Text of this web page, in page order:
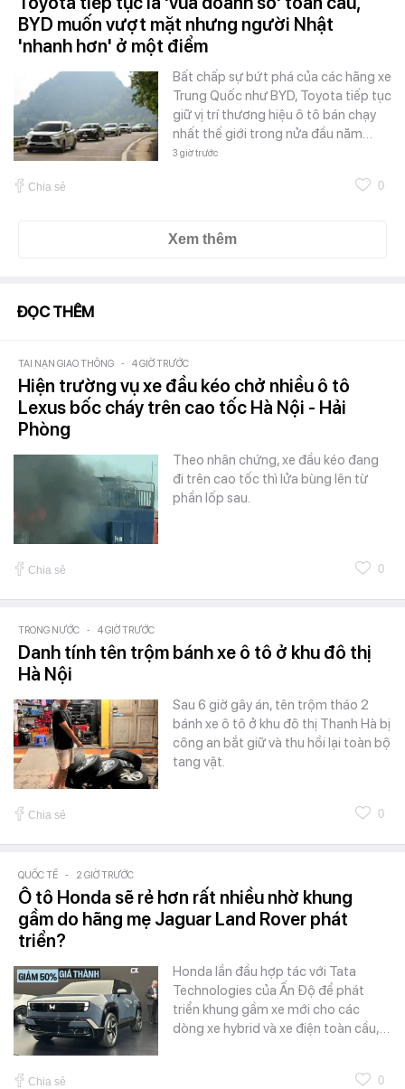
BYD muốn vượt mặt nhưng người Nhật
'nhanh hơn' ở một điểm
Bất chấp sự bứt phá của các hãng xe
Trung Quốc như BYD, Toyota tiếp tục
giữ vị trí thương hiệu ô tô bán chạy
nhất thế giới trong nửa đầu năm…
3 giờ trước
Chia sẻ 0
Xem thêm
ĐỌC THÊM
TAI NẠN GIAO THÔNG - 4 GIỜ TRƯỚC
Hiện trường vụ xe đầu kéo chở nhiều ô tô
Lexus bốc cháy trên cao tốc Hà Nội - Hải
Phòng
Theo nhân chứng, xe đầu kéo đang
đi trên cao tốc thì lửa bùng lên từ
phần lốp sau.
Chia sẻ 0
TRONG NƯỚC - 4 GIỜ TRƯỚC
Danh tính tên trộm bánh xe ô tô ở khu đô thị
Hà Nội
Sau 6 giờ gây án, tên trộm tháo 2
bánh xe ô tô ở khu đô thị Thanh Hà bị
công an bắt giữ và thu hồi lại toàn bộ
tang vật.
Chia sẻ 0
QUỐC TẾ - 2 GIỜ TRƯỚC
Ô tô Honda sẽ rẻ hơn rất nhiều nhờ khung
gầm do hãng mẹ Jaguar Land Rover phát
triển?
Honda lần đầu hợp tác với Tata
Technologies của Ấn Độ để phát
triển khung gầm xe mới cho các
dòng xe hybrid và xe điện toàn cầu,…
Chia sẻ 0